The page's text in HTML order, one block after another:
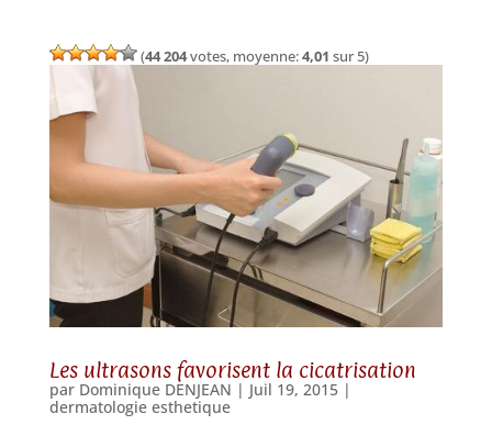
(44 204votes, moyenne:4,01 sur 5)
Les ultrasons favorisent la cicatrisation
par Dominique DENJEAN | Juil 19, 2015|
dermatologie esthetique